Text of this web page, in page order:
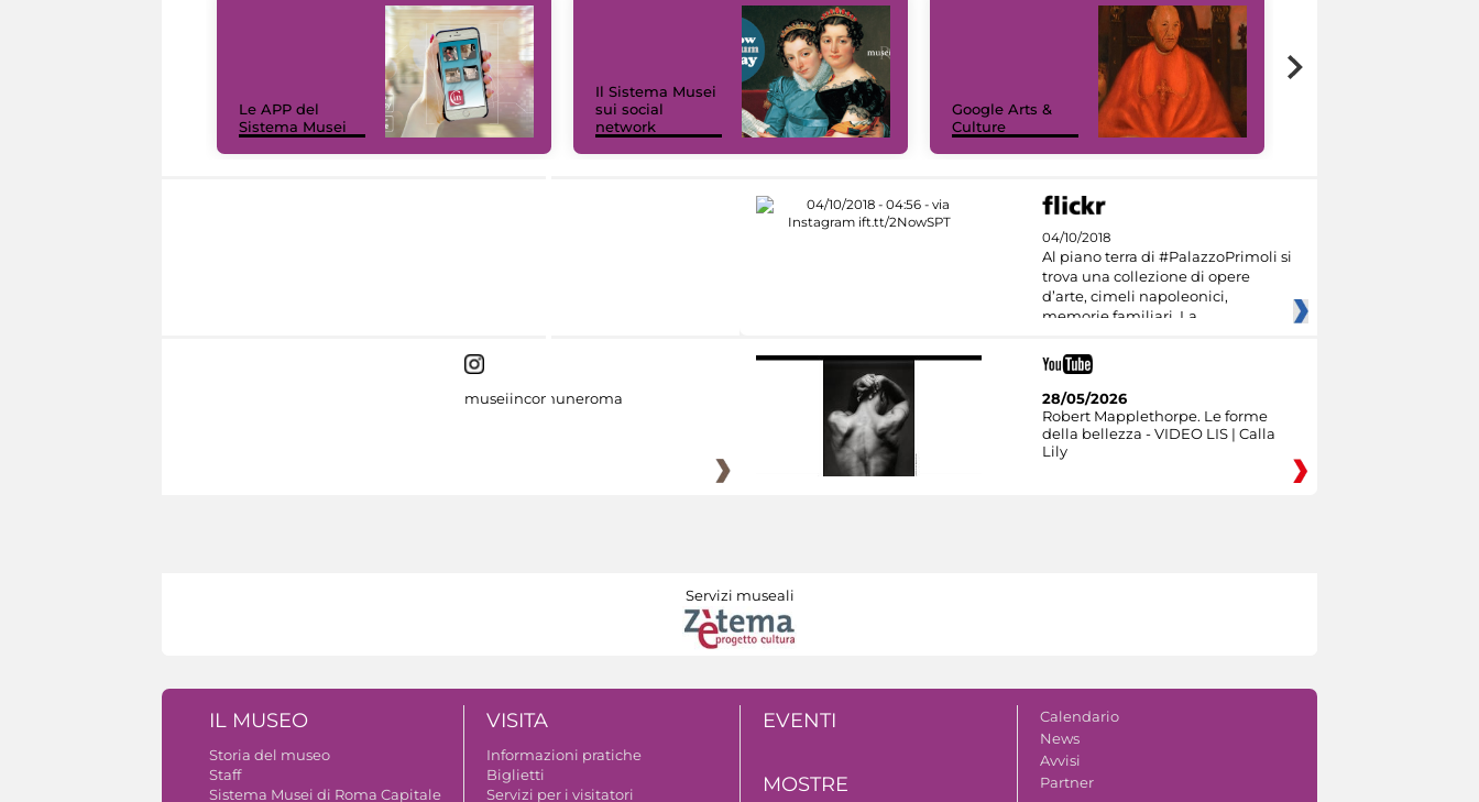
Le APP del
Sistema Musei
Il Sistema Musei
sui social
network
Google Arts &
Culture
04/10/2018
Al piano terra di #PalazzoPrimoli si
trova una collezione di opere
d’arte, cimeli napoleonici,
memorie familiari. La
museiincomuneroma
28/05/2026
Robert Mapplethorpe. Le forme
della bellezza - VIDEO LIS | Calla
Lily
Servizi museali
IL MUSEO
Storia del museo
Staff
Sistema Musei di Roma Capitale
VISITA
Informazioni pratiche
Biglietti
Servizi per i visitatori
EVENTI
MOSTRE
Calendario
News
Avvisi
Partner